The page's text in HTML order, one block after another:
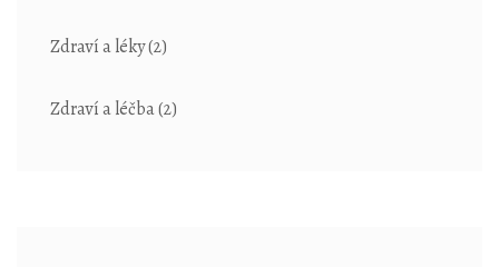
Zdraví a léky(2)
Zdraví a léčba(2)